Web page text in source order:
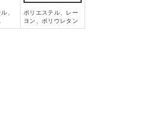
、
ポリエステル、レー
ヨン、ポリウレタン